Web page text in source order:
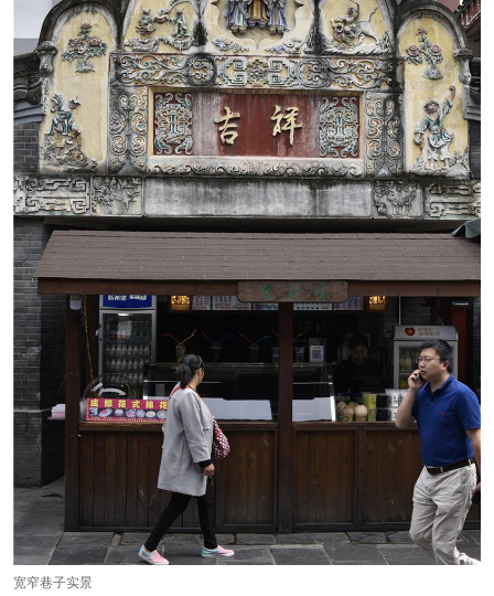
宽窄巷子实景